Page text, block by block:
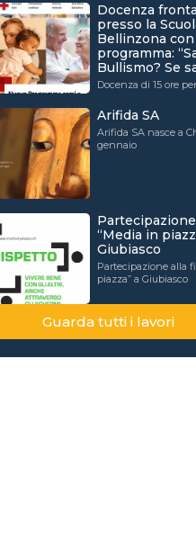
Docenza
presso la
Bellinzona
programma:
Bullismo? Se
Docenza di 15 ore
Arifida SA
Arifida SA nasce a
gennaio
“Media in
Giubiasco
Partecipazione alla
piazza” a Giubiasco
Guarda tutti i lavori